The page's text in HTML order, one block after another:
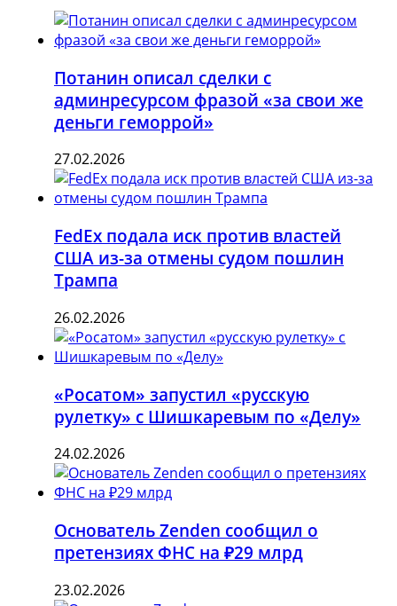
Потанин описал сделки с
админресурсом фразой «за свои же
деньги геморрой»
27.02.2026
FedEx подала иск против властей
США из-за отмены судом пошлин
Трампа
26.02.2026
«Росатом» запустил «русскую
рулетку» с Шишкаревым по «Делу»
24.02.2026
Основатель Zenden сообщил о
претензиях ФНС на ₽29 млрд
23.02.2026